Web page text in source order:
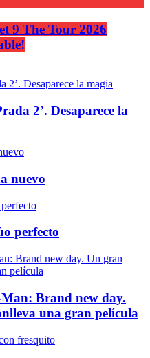
9 The Tour 2026
2’. Desaparece la
nuevo
perfecto
Brand new day.
una gran película